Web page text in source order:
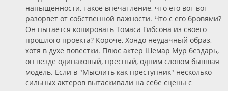
напыщенности, такое впечатление, что его вот вот
разорвет от собственной важности. Что с его бровями?
Он пытается копировать Томаса Гибсона из своего
прошлого проекта? Короче, Хондо неудачный образ,
хотя в духе повестки. Плюс актер Шемар Мур бездарь,
он везде одинаковый, пресный, одним словом бывшая
модель. Если в "Мыслить как преступник" несколько
сильных актеров вытаскивали на себе сцены с